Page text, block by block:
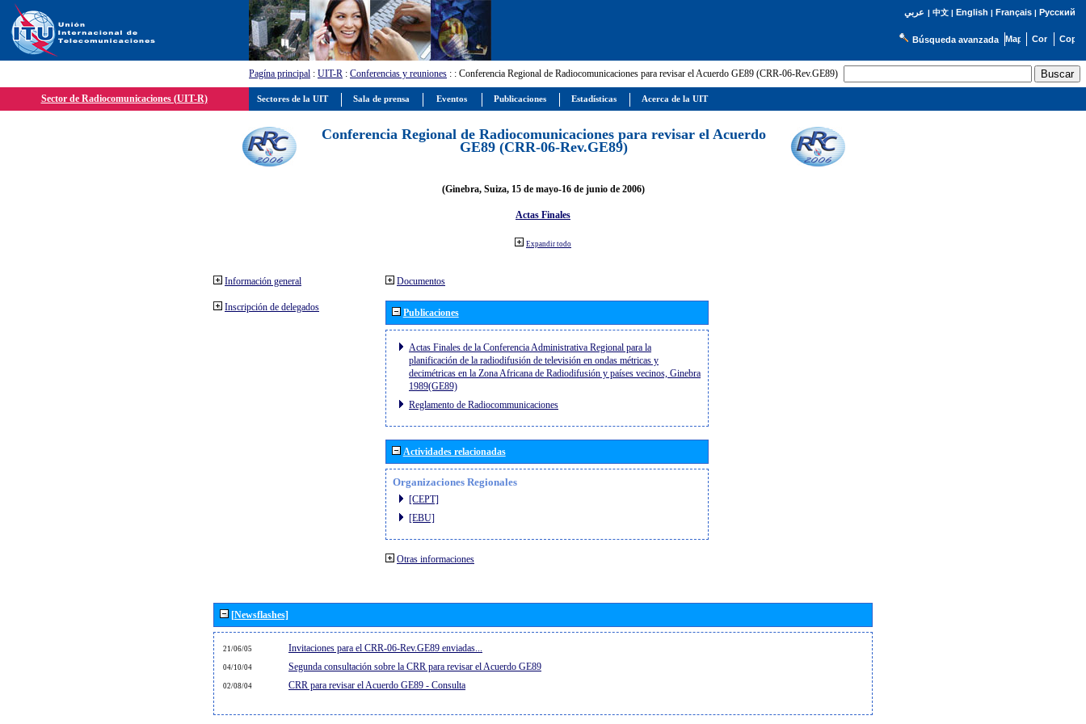
عربي | 中文| English | Français| Русский
Búsqueda avanzada
Pagína principal : UIT-R : Conferencias y reuniones : : Conferencia Regional de Radiocomunicaciones para revisar el Acuerdo GE89 (CRR-06-Rev.GE89)
Sector de Radiocomunicaciones (UIT-R)
Conferencia Regional de Radiocomunicaciones para revisar el Acuerdo
GE89 (CRR-06-Rev.GE89)
(Ginebra, Suiza, 15 de mayo-16 de junio de 2006)
Actas Finales
Expandir todo
Información general
Inscripción de delegados
Documentos
Publicaciones
Actas Finales de la Conferencia Administrativa Regional para la
planificación de la radiodifusión de televisión en ondas métricas y
decimétricas en la Zona Africana de Radiodifusión y países vecinos, Ginebra
1989(GE89)
Reglamento de Radiocommunicaciones
Actividades relacionadas
Organizaciones Regionales
[CEPT]
[EBU]
Otras informaciones
[Newsflashes]
21/06/05 Invitaciones para el CRR-06-Rev.GE89 enviadas...
04/10/04 Segunda consultación sobre la CRR para revisar el Acuerdo GE89
02/08/04 CRR para revisar el Acuerdo GE89 - Consulta
Sectores de la UIT Sala de prensa Eventos Publicaciones Estadísticas Acerca de la UIT